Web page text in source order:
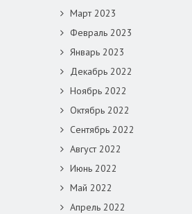
Март 2023
Февраль 2023
Январь 2023
Декабрь 2022
Ноябрь 2022
Октябрь 2022
Сентябрь 2022
Август 2022
Июнь 2022
Май 2022
Апрель 2022